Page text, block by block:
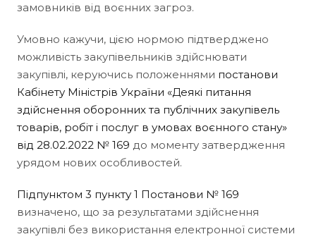
замовників від воєнних загроз.
Умовно кажучи, цією нормою підтверджено
можливість закупівельників здійснювати
закупівлі, керуючись положеннями постанови
Кабінету Міністрів України «Деякі питання
здійснення оборонних та публічних закупівель
товарів, робіт і послуг в умовах воєнного стану»
від 28.02.2022 № 169 до моменту затвердження
урядом нових особливостей.
Підпунктом 3 пункту 1 Постанови № 169
визначено, що за результатами здійснення
закупівлі без використання електронної системи